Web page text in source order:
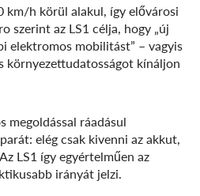
km/h körül alakul, így elővárosi
szerint az LS1 célja, hogy „új
elektromos mobilitást” – vagyis
környezettudatosságot kínáljon
megoldással ráadásul
elég csak kivenni az akkut,
LS1 így egyértelműen az
irányát jelzi.